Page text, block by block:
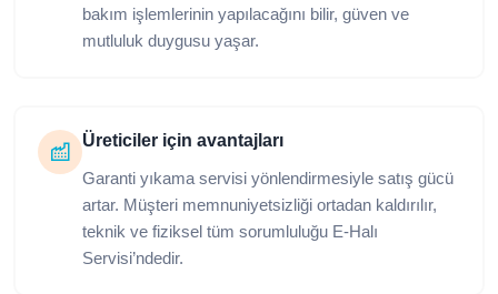
bakım işlemlerinin yapılacağını bilir, güven ve
mutluluk duygusu yaşar.
Üreticiler için avantajları
Garanti yıkama servisi yönlendirmesiyle satış gücü
artar. Müşteri memnuniyetsizliği ortadan kaldırılır,
teknik ve fiziksel tüm sorumluluğu E-Halı
Servisi’ndedir.